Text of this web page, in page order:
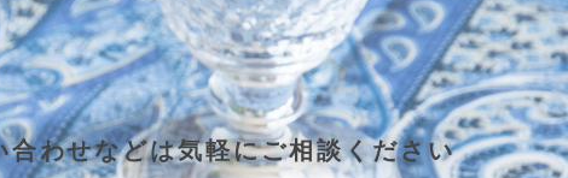
わせなどは気軽にご相談ください